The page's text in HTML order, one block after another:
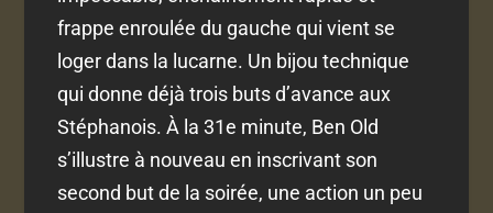
frappe enroulée du gauche qui vient se
loger dans la lucarne. Un bijou technique
qui donne déjà trois buts d’avance aux
Stéphanois. À la 31e minute, Ben Old
s’illustre à nouveau en inscrivant son
second but de la soirée, une action un peu